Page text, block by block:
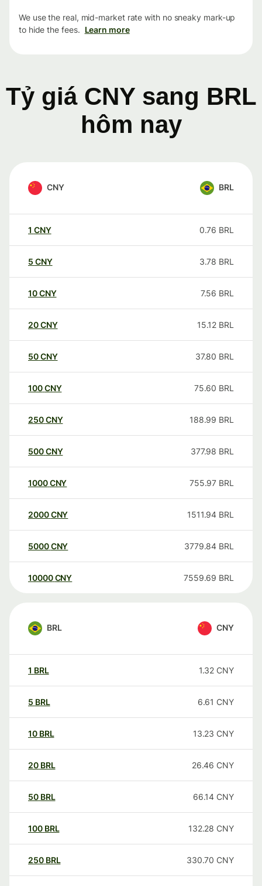
We use the real, mid-market rate with no sneaky mark-up
to hide the fees. Learn more
Tỷ giá CNY sang BRL
hôm nay
CNY BRL
1 CNY 0.76 BRL
5 CNY 3.78 BRL
10CNY 7.56 BRL
20CNY 15.12 BRL
50CNY 37.80 BRL
100CNY 75.60 BRL
250CNY 188.99 BRL
500CNY 377.98 BRL
1000CNY 755.97 BRL
2000CNY 1511.94 BRL
5000CNY 3779.84 BRL
10000 CNY 7559.69 BRL
BRL CNY
1 BRL 1.32 CNY
5 BRL 6.61 CNY
10 BRL 13.23 CNY
20 BRL 26.46 CNY
50 BRL 66.14 CNY
100 BRL 132.28 CNY
250 BRL 330.70 CNY